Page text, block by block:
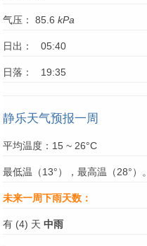
气压： 85.6 kPa
日出： 05:40
日落： 19:35
静乐天气预报一周
平均温度：15 ~ 26°C
最低温（13°），最高温（28°）。
未来一周下雨天数：
有 (4) 天 中雨